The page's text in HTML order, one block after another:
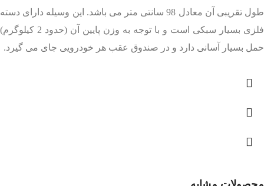
طول تقریبی آن معادل 98 سانتی متر می باشد. این وسیله دارای دسته
فلزی بسیار سبکی است و با توجه به وزن پایین آن (حدود 2 کیلوگرم)
حمل بسیار آسانی دارد و در صندوق عقب هر خودرویی جای می گیرد.